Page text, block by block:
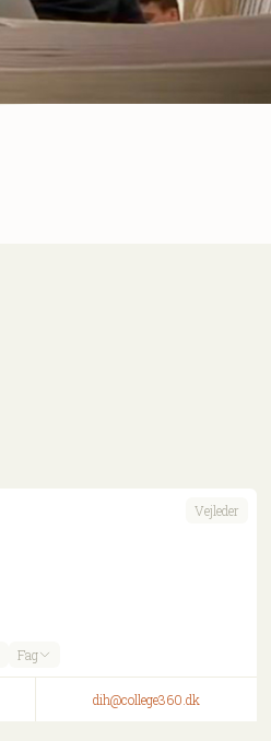
Vejleder
Fag
dih@college360.dk